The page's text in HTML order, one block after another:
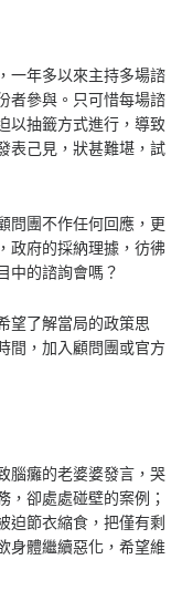
年多以來主持多場諮
者參與。只可惜每場諮
以抽籤方式進行，導致
表己見，狀甚難堪，試
團不作任何回應，更
政府的採納理據，彷彿
中的諮詢會嗎？
了解當局的政策思
間，加入顧問團或官方
癱的老婆婆發言，哭
，卻處處碰壁的案例；
迫節衣縮食，把僅有剩
身體繼續惡化，希望維